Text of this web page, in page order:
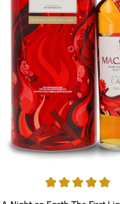
Bewertung von 5